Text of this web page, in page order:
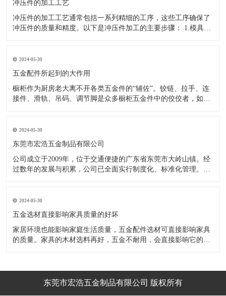
冲压件的加工工艺
冲压件的加工工艺通常包括一系列精细的工序，这些工序确保了
冲压件的质量和精度。以下是冲压件加工的主要步骤： 1.模具设
开料与落料：在图纸上标注尺寸后，根据图纸要求选择合适的板
材。然
2024-05-30
五金配件所起到的大作用
橱柜作为厨房老大离不开各类五金件的“辅佐”。铰链、拉手、连
接件、滑轨、吊码、调节脚是众多橱柜五金件中的佼佼者，如果
调节脚，橱柜就像得了“软骨症”，站都站不直……五花八门的橱
柜五金件好
2024-05-30
东莞市宏浩五金制品有限公司
公司成立于2009年，位于交通便捷的广东省东莞市大岭山镇。经
过数年的发展与积累，公司已全面实行制度化、标准化管理。从
的改造创新，设计制造了一系列更加新颖、美观、更具时代潮流
的新
2024-05-30
五金选材直接影响家具质量的好坏
家居环境也能影响家庭生活质量，五金配件选材可直接影响家具
的质量。家具的木材选料再好，五金不耐用，会直接影响它的使
金、铝合金等。不同五金的加工工艺不同：钳工、表面涂覆处
理、焊接、机械加东莞市宏浩五金制品有限公司 版权所有